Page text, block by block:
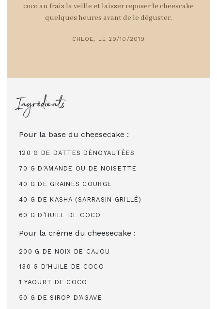
coco au frais la veille et laisser reposer le cheescake
quelques heures avant de le déguster.
CHLOE, LE 29/10/2019
Ingrédients
Pour la base du cheesecake :
120 G DE DATTES DÉNOYAUTÉES
70 G D’AMANDE OU DE NOISETTE
40 G DE GRAINES COURGE
40 G DE KASHA (SARRASIN GRILLÉ)
60 G D’HUILE DE COCO
Pour la crème du cheesecake :
200 G DE NOIX DE CAJOU
130 G D’HUILE DE COCO
1 YAOURT DE COCO
50 G DE SIROP D’AGAVE